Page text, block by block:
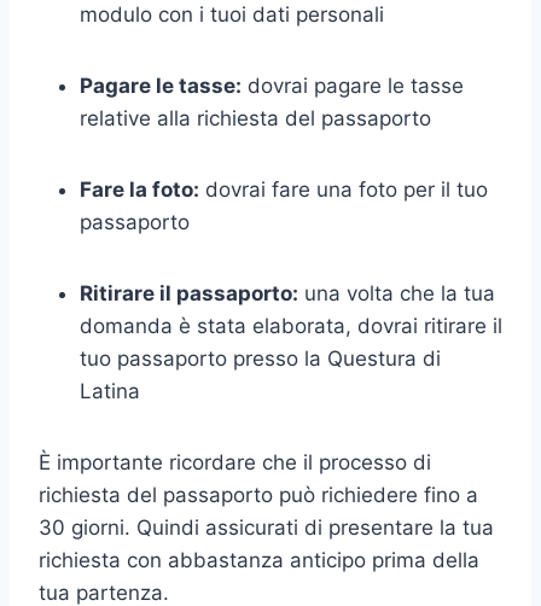
modulo con i tuoi dati personali
Pagare le tasse: dovrai pagare le tasse
relative alla richiesta del passaporto
Fare la foto: dovrai fare una foto per il tuo
passaporto
Ritirare il passaporto: una volta che la tua
domanda è stata elaborata, dovrai ritirare il
tuo passaporto presso la Questura di
Latina
È importante ricordare che il processo di
richiesta del passaporto può richiedere fino a
30 giorni. Quindi assicurati di presentare la tua
richiesta con abbastanza anticipo prima della
tua partenza.